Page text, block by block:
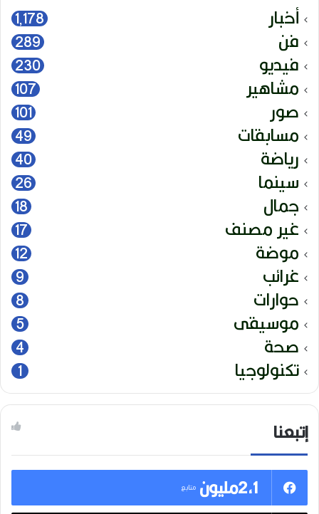
أخبار 1٬178
فن 289
فيديو 230
مشاهير 107
صور 101
مسابقات 49
رياضة 40
سينما 26
جمال 18
غير مصنف 17
موضة 12
غرائب 9
حوارات 8
موسيقى 5
صحة 4
تكنولوجيا 1
إتبعنا
2,1مليون
متابع